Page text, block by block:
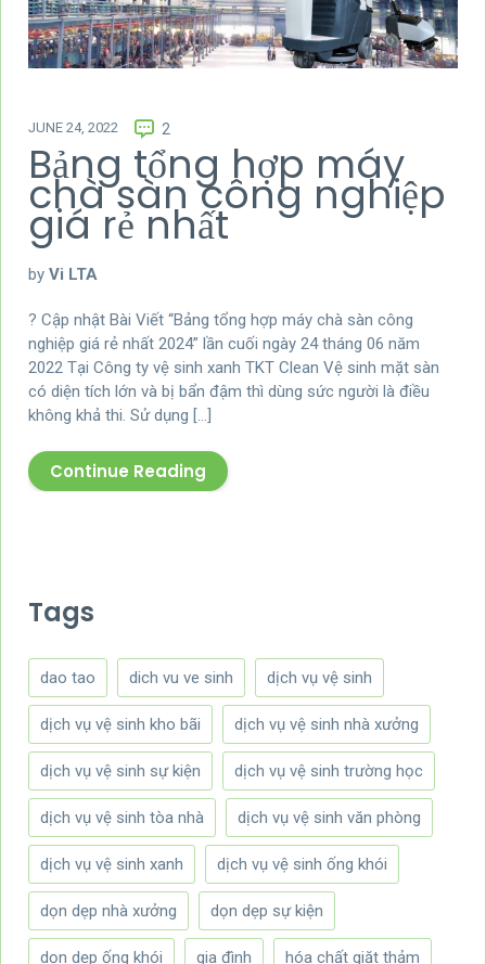
JUNE 24, 2022 2
Bảng tổng hợp máy
chà sàn công nghiệp
giá rẻ nhất
by Vi LTA
? Cập nhật Bài Viết “Bảng tổng hợp máy chà sàn công
nghiệp giá rẻ nhất 2024” lần cuối ngày 24 tháng 06 năm
2022 Tại Công ty vệ sinh xanh TKT Clean Vệ sinh mặt sàn
có diện tích lớn và bị bẩn đậm thì dùng sức người là điều
không khả thi. Sử dụng […]
Continue Reading
Tags
dao tao dich vu ve sinh dịch vụ vệ sinh
dịch vụ vệ sinh kho bãi dịch vụ vệ sinh nhà xưởng
dịch vụ vệ sinh sự kiện dịch vụ vệ sinh trường học
dịch vụ vệ sinh tòa nhà dịch vụ vệ sinh văn phòng
dịch vụ vệ sinh xanh dịch vụ vệ sinh ống khói
dọn dẹp nhà xưởng dọn dẹp sự kiện
dọn dẹp ống khói gia đình hóa chất giặt thảm